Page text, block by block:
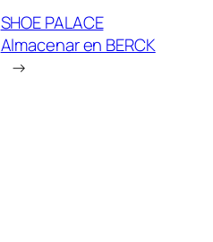
SHOE PALACE
Almacenar en BERCK
→